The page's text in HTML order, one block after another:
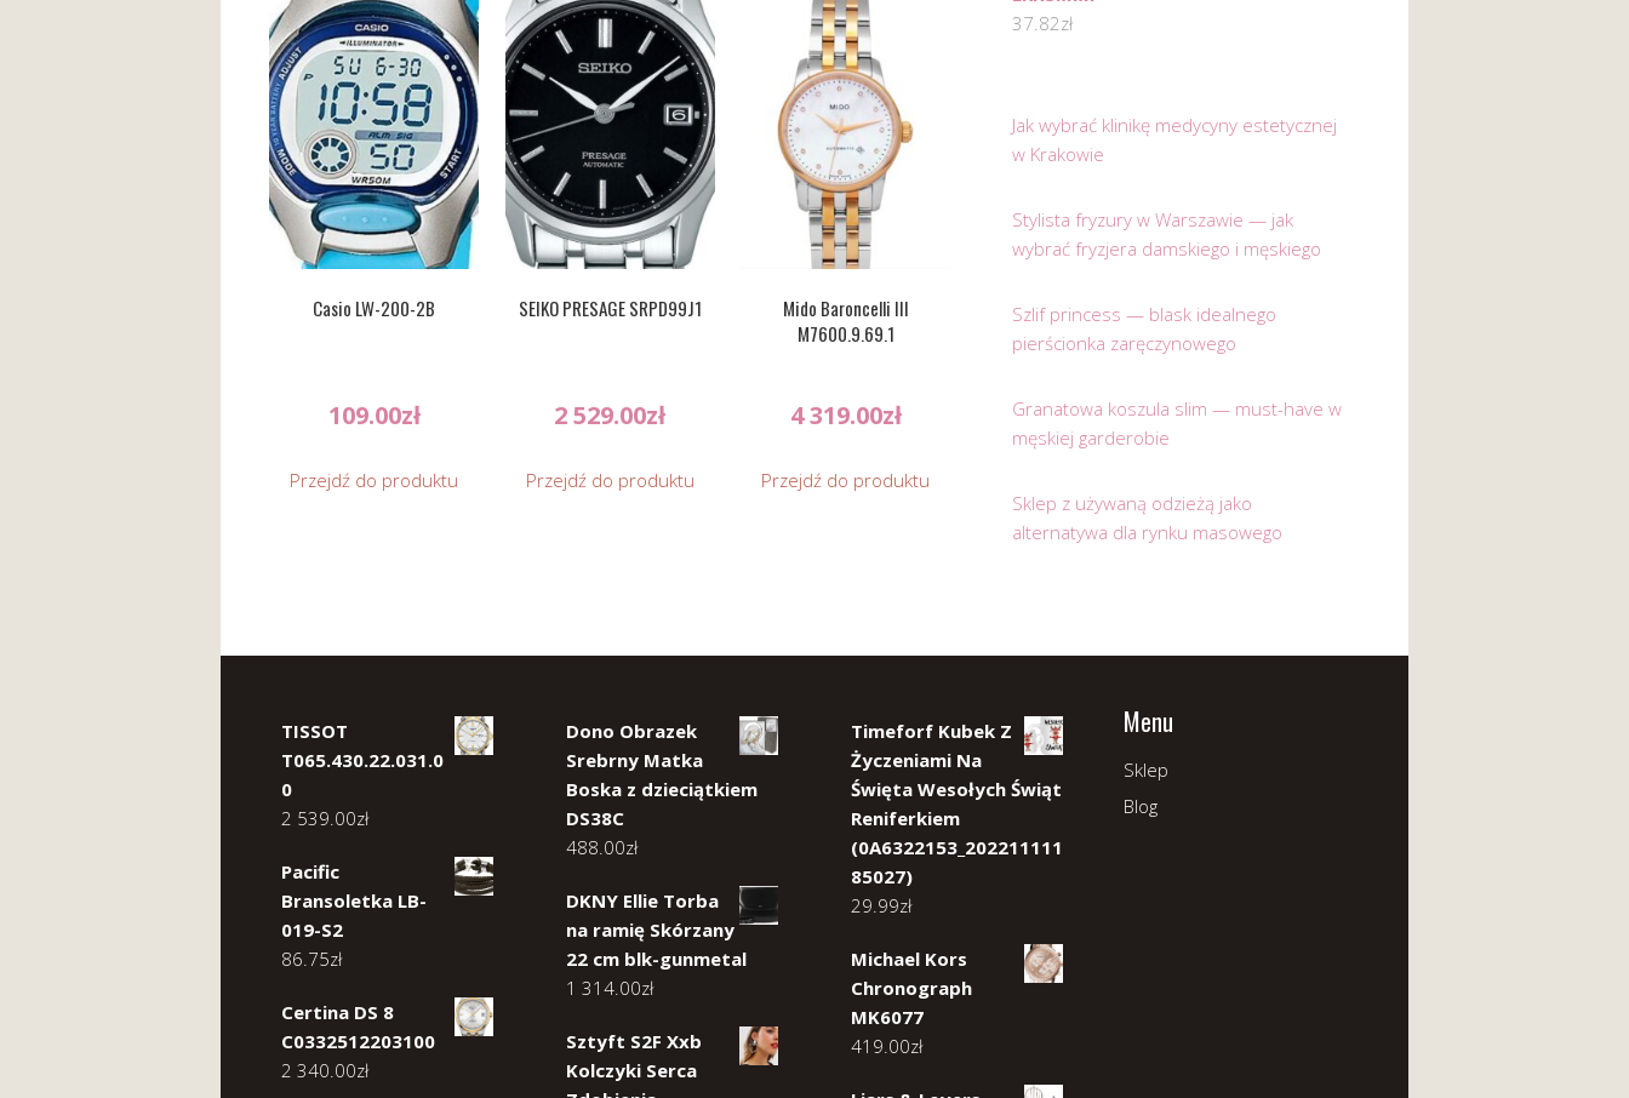
Casio LW-200-2B
109.00zł
Przejdź do produktu
SEIKO PRESAGE SRPD99J1
2 529.00zł
Przejdź do produktu
Mido Baroncelli III
M7600.9.69.1
4 319.00zł
Przejdź do produktu
37.82zł
Jak wybrać klinikę medycyny estetycznej
w Krakowie
Stylista fryzury w Warszawie — jak
wybrać fryzjera damskiego i męskiego
Szlif princess — blask idealnego
pierścionka zaręczynowego
Granatowa koszula slim — must-have w
męskiej garderobie
Sklep z używaną odzieżą jako
alternatywa dla rynku masowego
TISSOT
T065.430.22.031.0
0
2 539.00zł
Pacific
Bransoletka LB-
019-S2
86.75zł
Certina DS 8
C0332512203100
2 340.00zł
Dono Obrazek
Srebrny Matka
Boska z dzieciątkiem
DS38C
488.00zł
DKNY Ellie Torba
na ramię Skórzany
22 cm blk-gunmetal
1 314.00zł
Sztyft S2F Xxb
Kolczyki Serca
Timeforf Kubek Z
Życzeniami Na
Święta Wesołych Świąt
Reniferkiem
(0A6322153_202211111
85027)
29.99zł
Michael Kors
Chronograph
MK6077
419.00zł
Menu
Sklep
Blog